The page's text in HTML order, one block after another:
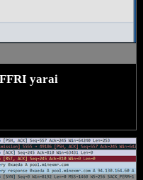
yarai